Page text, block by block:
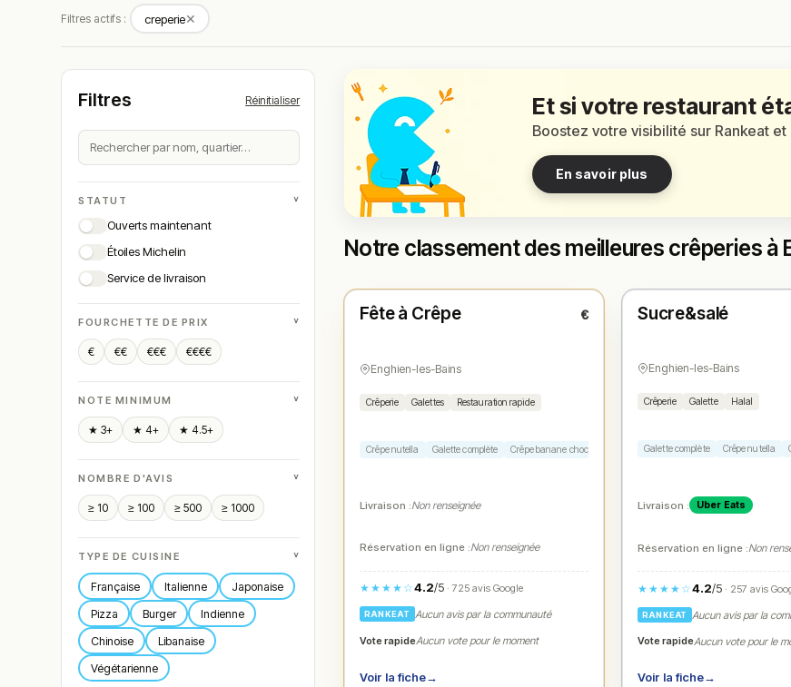
Filtres actifs : creperie✕
Filtres Réinitialiser
STATUT ˅
Ouverts maintenant
Étoiles Michelin
Service de livraison
FOURCHETTE DE PRIX ˅
€ €€ €€€ €€€€
NOTE MINIMUM ˅
★ 3+ ★ 4+ ★ 4.5+
NOMBRE D'AVIS ˅
≥ 10 ≥ 100 ≥ 500 ≥ 1000
TYPE DE CUISINE ˅
Française Italienne
Japonaise
Pizza
Burger
Indienne
Chinoise
Libanaise
Végétarienne
Et si votre restaurant
Boostez votre visibilité sur Rankeat
En savoir plus
Notre classement des meilleures crêperies à
★ N° 1
Fête à Crêpe €
Enghien-les-Bains
Crêperie Galettes Restauration rapide
Crêpe nutella Galette complète Crêpe banane chocolat Galette chèvre miel Boissons
Livraison :Non renseignée
Réservation en ligne :Non renseignée
★★★★☆4.2/5· 725 avis Google
RANKEAT Aucun avis par la communauté
Vote rapideAucun vote pour le moment
Voir la fiche→
★ N° 2
Sucre&salé
Enghien-les-Bains
Crêperie Galette Halal
Galette complète Crêpe nutella
Livraison : Uber Eats
Réservation en ligne :Non
★★★★☆4.2/5· 257 avis
RANKEAT Aucun avis par la
Vote rapideAucun vote pour le
Voir la fiche→